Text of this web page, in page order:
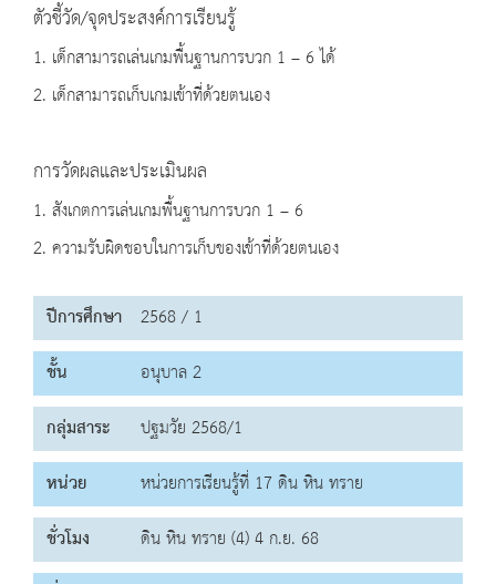
ตัวชี้วัด/จุดประสงค์การเรียนรู้
1. เด็กสามารถเล่นเกมพื้นฐานการบวก 1 – 6 ได้
2. เด็กสามารถเก็บเกมเข้าที่ด้วยตนเอง
การวัดผลและประเมินผล
1. สังเกตการเล่นเกมพื้นฐานการบวก 1 – 6
2. ความรับผิดชอบในการเก็บของเข้าที่ด้วยตนเอง
ปีการศึกษา 2568 / 1
ชั้น
อนุบาล 2
กลุ่มสาระ
ปฐมวัย 2568/1
หน่วย
หน่วยการเรียนรู้ที่ 17 ดิน หิน ทราย
ชั่วโมง
ดิน หิน ทราย (4) 4 ก.ย. 68